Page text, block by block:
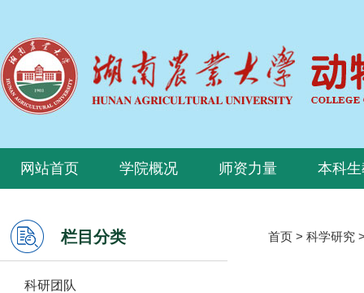
网站首页 学院概况 师资力量 本科
栏目分类
科研团队
首页 > 科学研究